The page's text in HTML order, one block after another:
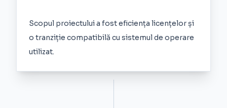
Scopul proiectului a fost eficiența licențelor și
o tranziție compatibilă cu sistemul de operare
utilizat.